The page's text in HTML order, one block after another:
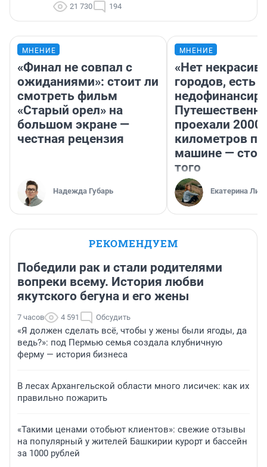
21 730 194
МНЕНИЕ
«Финал не совпал с
ожиданиями»: стоит ли
смотреть фильм
«Старый орел» на
большом экране —
честная рецензия
Надежда Губарь
МНЕНИЕ
«Нет
городов, есть
проехали 2000
километров по
машине —
того
Екатерина
РЕКОМЕНДУЕМ
Победили рак и стали родителями
вопреки всему. История любви
якутского бегуна и его жены
7 часов 4 591 Обсудить
«Я должен сделать всё, чтобы у жены были ягоды, да
ведь?»: под Пермью семья создала клубничную
ферму — история бизнеса
В лесах Архангельской области много лисичек: как их
правильно пожарить
«Такими ценами отобьют клиентов»: свежие отзывы
на популярный у жителей Башкирии курорт и бассейн
за 1000 рублей